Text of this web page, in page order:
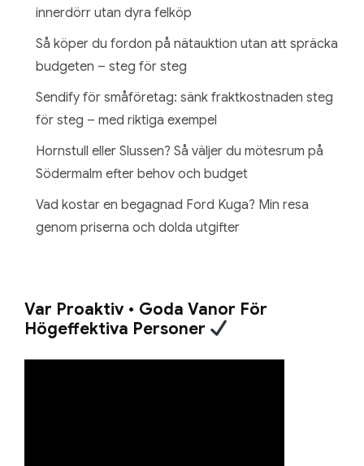
innerdörr utan dyra felköp
Så köper du fordon på nätauktion utan att spräcka
budgeten – steg för steg
Sendify för småföretag: sänk fraktkostnaden steg
för steg – med riktiga exempel
Hornstull eller Slussen? Så väljer du mötesrum på
Södermalm efter behov och budget
Vad kostar en begagnad Ford Kuga? Min resa
genom priserna och dolda utgifter
Var Proaktiv • Goda Vanor För
Högeffektiva Personer